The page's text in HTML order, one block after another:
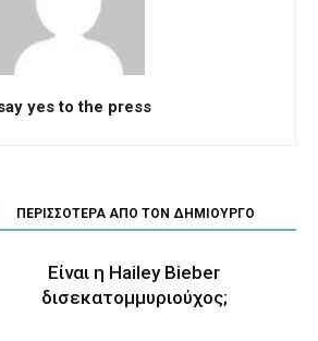
yes to the press
ΠΕΡΙΣΣΟΤΕΡΑ ΑΠΟ ΤΟΝ ΔΗΜΙΟΥΡΓΟ
Είναι η Hailey Bieber
δισεκατομμυριούχος;